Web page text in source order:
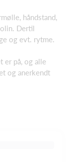
håndstand,
Dertil
og evt. rytme.
er på, og alle
og anerkendt